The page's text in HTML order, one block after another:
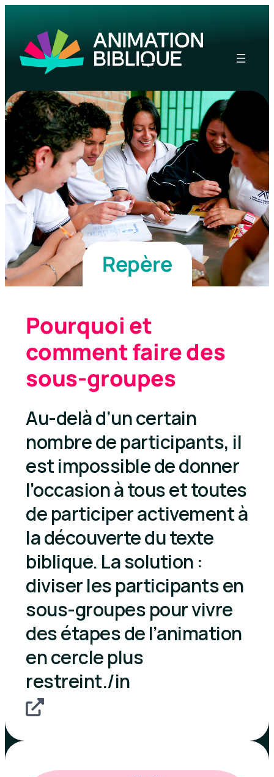
Repère
Pourquoi et
comment faire des
sous-groupes
Au-delà d’un certain
nombre de participants, il
est impossible de donner
l’occasion à tous et toutes
de participer activement à
la découverte du texte
biblique. La solution :
diviser les participants en
sous-groupes pour vivre
des étapes de l’animation
en cercle plus
restreint./in